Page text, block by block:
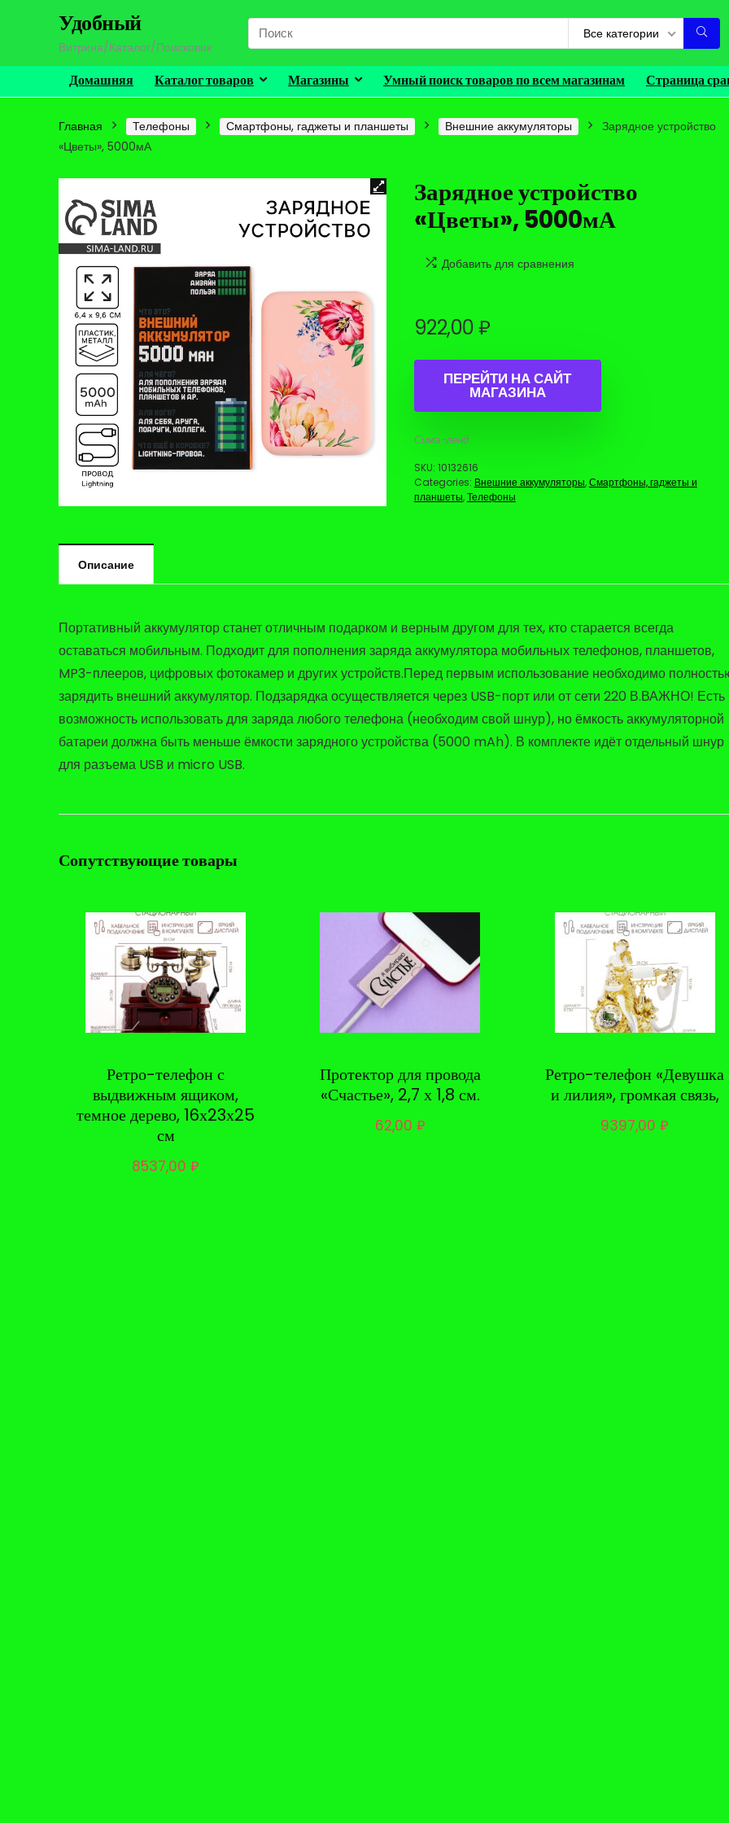
Удобный
Витрина/Каталог/Поисковик
Search
for:
Все категории
Домашняя Каталог товаров Магазины Умный поиск товаров по всем магазинам Страница
Главная Телефоны Смартфоны, гаджеты и планшеты Внешние аккумуляторы
Зарядное устройство
«Цветы», 5000мА
Зарядное устройство
«Цветы», 5000мА
Добавить для сравнения
922,00₽
ПЕРЕЙТИ НА САЙТ
МАГАЗИНА
Сима-ленд
SKU: 10132616
Categories: Внешние аккумуляторы,Смартфоны, гаджеты и
планшеты,Телефоны
Описание
Портативный аккумулятор станет отличным подарком и верным другом для тех, кто старается всегда
оставаться мобильным. Подходит для пополнения заряда аккумулятора мобильных телефонов, планшетов,
MP3-плееров, цифровых фотокамер и других устройств.Перед первым использование необходимо
зарядить внешний аккумулятор. Подзарядка осуществляется через USB-порт или от сети 220 В.ВАЖНО! Есть
возможность использовать для заряда любого телефона (необходим свой шнур), но ёмкость аккумуляторной
батареи должна быть меньше ёмкости зарядного устройства (5000 mAh). В комплекте идёт отдельный шнур
для разъема USB и micro USB.
Сопутствующие товары
Ретро-телефон с
выдвижным ящиком,
темное дерево, 16х23х25
см
8537,00₽
Протектор для провода
«Счастье», 2,7 х 1,8 см.
62,00 ₽
Ретро-телефон «Девушка
и лилия», громкая связь,
9397,00₽